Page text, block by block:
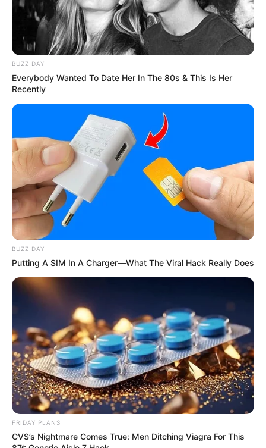
Walgreens Hides This $1 Generic Viagra - Here's The
Aisle It's Really In.
Why Smart Men 40+ Switched From Blue Pills To
This
DIRECTMAX
Knee Arthritis: A Simple Tip For Pain Relief
FORGE BODY
BUZZ DAY
Everybody Wanted To Date Her In The 80s & This Is Her
Recently
BUZZ DAY
Putting A SIM In A Charger—What The Viral Hack Really Does
FRIDAY PLANS
CVS’s Nightmare Comes True: Men Ditching Viagra For This